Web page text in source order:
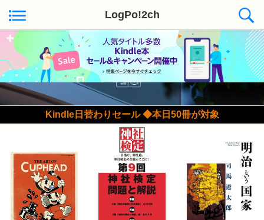
LogPo!2ch
Kindle日替わりセール ◆本日50冊が対象